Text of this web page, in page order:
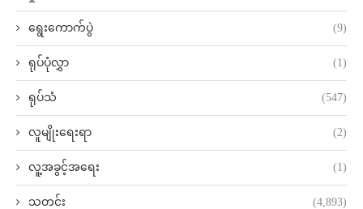
ရွေးကောက်ပွဲ (9)
ရုပ်ပုံလွှာ (1)
ရုပ်သံ (547)
လူမျိုးရေးရာ (2)
လူ့အခွင့်အရေး (1)
သတင်း (4,893)